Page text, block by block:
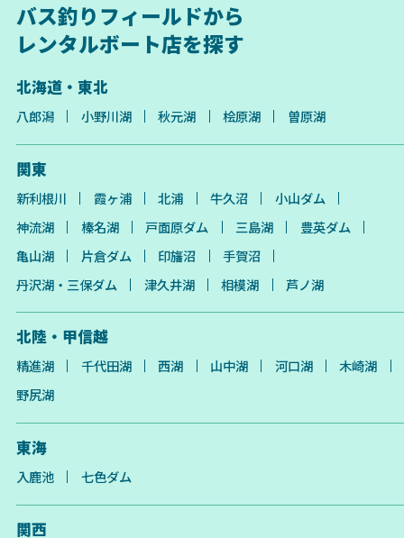
バス釣りフィールドから
レンタルボート店を探す
北海道・東北
八郎潟 小野川湖 秋元湖 桧原湖 曽原湖
関東
新利根川 霞ヶ浦 北浦 牛久沼
小山ダム
神流湖
榛名湖 戸面原ダム 三島湖
豊英ダム
亀山湖
片倉ダム 印旛沼
手賀沼
丹沢湖・三保ダム
津久井湖 相模湖 芦ノ湖
北陸・甲信越
精進湖 千代田湖 西湖 山中湖 河口湖
木崎湖
野尻湖
東海
入鹿池 七色ダム
関西